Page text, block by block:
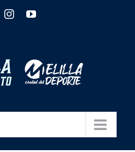
InstagramYouTube